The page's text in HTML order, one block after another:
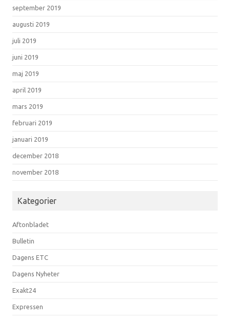
september 2019
augusti 2019
juli 2019
juni 2019
maj 2019
april 2019
mars 2019
februari 2019
januari 2019
december 2018
november 2018
Kategorier
Aftonbladet
Bulletin
Dagens ETC
Dagens Nyheter
Exakt24
Expressen